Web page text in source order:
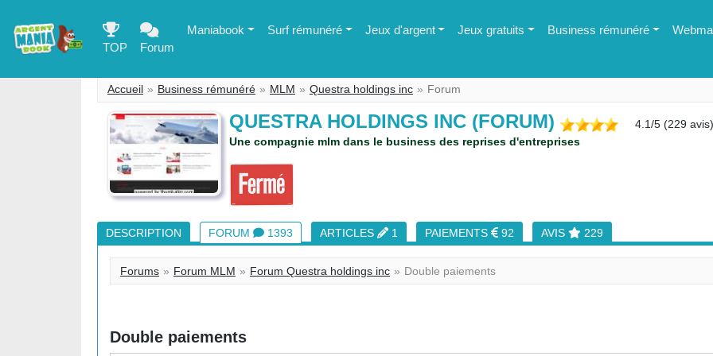
TOP Forum
Maniabook Surf rémunéré Jeux d'argent Jeux gratuits Business rémunéré
Accueil Business rémunéré MLM Questra holdings inc Forum
QUESTRA HOLDINGS INC (FORUM) 4.1/5 (229 avis)
Une compagnie mlm dans le business des reprises d'entreprises
DESCRIPTION FORUM 1393 ARTICLES 1 PAIEMENTS 92 AVIS 229
Forums Forum MLM Forum Questra holdings inc Double paiements
Double paiements